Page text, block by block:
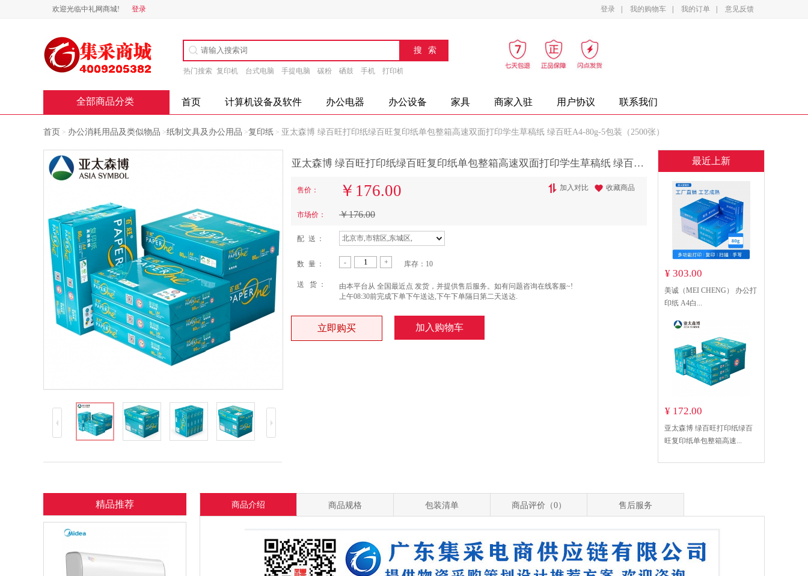
欢迎光临中礼网商城! 登录 登录 我的购物车 我的订单 意见反馈
热门搜索 复印机 台式电脑 手提电脑 碳粉 硒鼓 手机 打印机 办公设备 摄影设备 家电 办公家具
全部商品分类 首页 计算机设备及软件 办公电器 办公设备 家具 商家入驻 用户协议 联系我们
首页 > 办公消耗用品及类似物品 >纸制文具及办公用品 >复印纸 > 亚太森博 绿百旺打印纸绿百旺复印纸单包整箱高速双面打印学生草稿纸 绿百旺A4-80g-5包装（2500张）
亚太森博 绿百旺打印纸绿百旺复印纸单包整箱高速双面打印学生草稿纸 绿百旺A4-80g-5包装（2500张）
收藏商品
加入对比
售价： ￥ 176.00
市场价： ￥176.00
配 送 ： 北京市,市辖区,东城区,
数 量 ： - + 库存： 10
送 货 ：
由本平台从 全国最近点 发货，并提供售后服务。如有问题咨询在线客服~!
上午08:30前完成下单下午送达,下午下单隔日第二天送达.
立即购买 加入购物车
最近上新
¥ 303.00
美诚（MEI CHENG） 办公打
印纸 A4白...
¥ 172.00
亚太森博 绿百旺打印纸绿百
旺复印纸单包整箱高速...
精品推荐 商品介绍 商品规格 包装清单 商品评价（0） 售后服务